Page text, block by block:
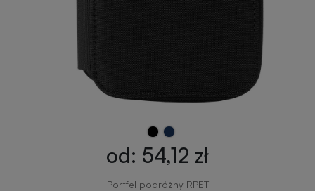
od: 54,12 zł
Portfel podróżny RPET